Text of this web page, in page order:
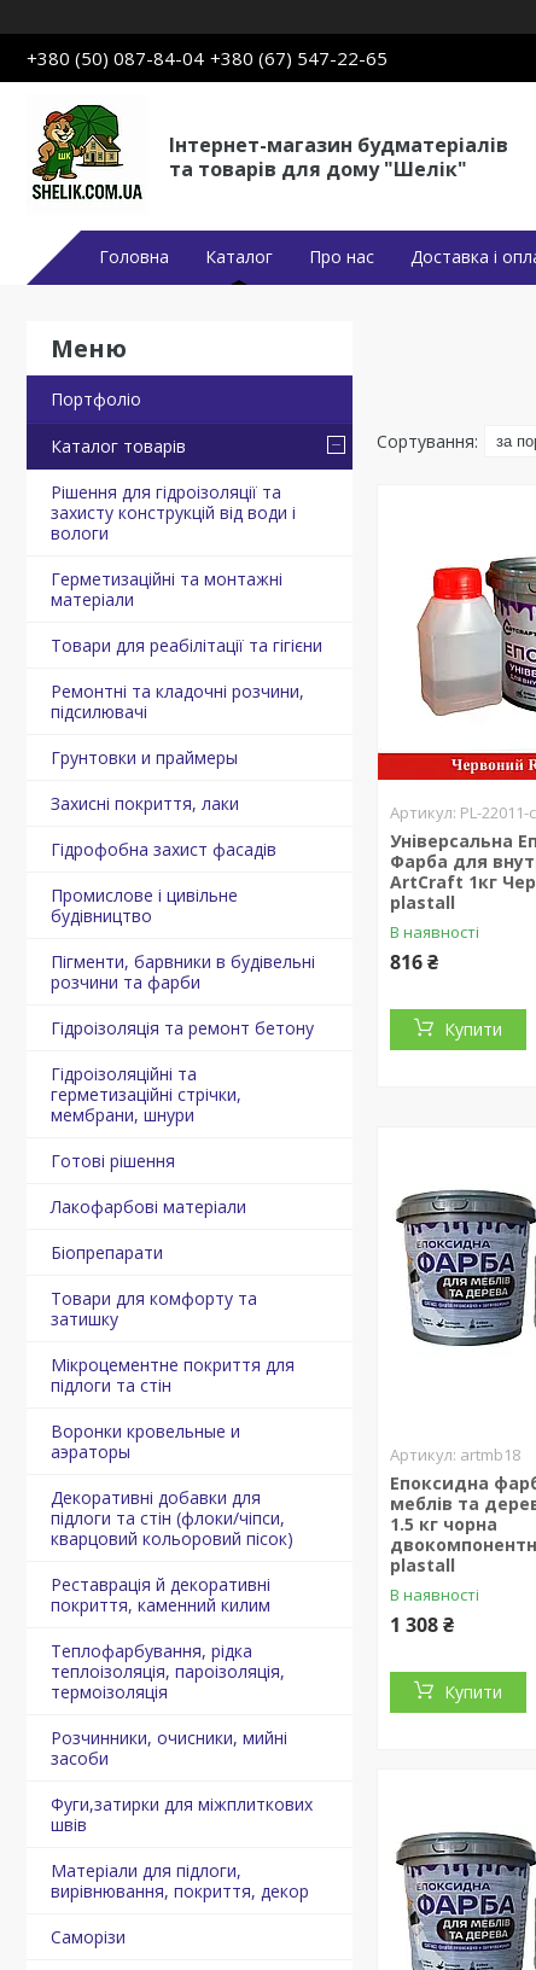
+380 (50) 087-84-04 +380 (67) 547-22-65
Інтернет-магазин будматеріалів
та товарів для дому "Шелік"
Головна Каталог Про нас Доставка і
Портфоліо
Каталог товарів
Рішення для гідроізоляції та
захисту конструкцій від води і
вологи
Герметизаційні та монтажні
матеріали
Товари для реабілітації та гігієни
Ремонтні та кладочні розчини,
підсилювачі
Грунтовки и праймеры
Захисні покриття, лаки
Гідрофобна захист фасадів
Промислове і цивільне
будівництво
Пігменти, барвники в будівельні
розчини та фарби
Гідроізоляція та ремонт бетону
Гідроізоляційні та
герметизаційні стрічки,
мембрани, шнури
Готові рішення
Лакофарбові матеріали
Біопрепарати
Товари для комфорту та
затишку
Мікроцементне покриття для
підлоги та стін
Воронки кровельные и
аэраторы
Декоративні добавки для
підлоги та стін (флоки/чіпси,
кварцовий кольоровий пісок)
Реставрація й декоративні
покриття, каменний килим
Теплофарбування, рідка
теплоізоляція, пароізоляція,
термоізоляція
Розчинники, очисники, мийні
засоби
Фуги,затирки для міжплиткових
швів
Матеріали для підлоги,
вирівнювання, покриття, декор
Саморізи
PL-
Універсальна
Фарба для
ArtCraft 1кг
plastall
В наявності
816 ₴
Купити
artmb18
Епоксидна
меблів та
1.5 кг чорна
plastall
В наявності
1 308 ₴
Купити